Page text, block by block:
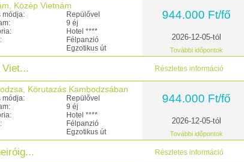
Közép Vietnám
módja:
Repülővel
9 éj
Hotel ****
Félpanzió
Egzotikus út
944.000 Ft/fő
2026-12-05-tól
További időpontok
Viet... Részletes információ
Körutazás Kambodzsában
módja:
Repülővel
9 éj
Hotel ****
Félpanzió
Egzotikus út
944.000 Ft/fő
2026-12-05-tól
További időpontok
Részletes információ